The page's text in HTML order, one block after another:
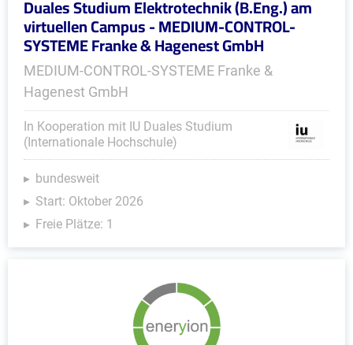
Duales Studium Elektrotechnik (B.Eng.) am
virtuellen Campus - MEDIUM-CONTROL-
SYSTEME Franke & Hagenest GmbH
MEDIUM-CONTROL-SYSTEME Franke &
Hagenest GmbH
In Kooperation mit IU Duales Studium
(Internationale Hochschule)
bundesweit
Start: Oktober 2026
Freie Plätze: 1